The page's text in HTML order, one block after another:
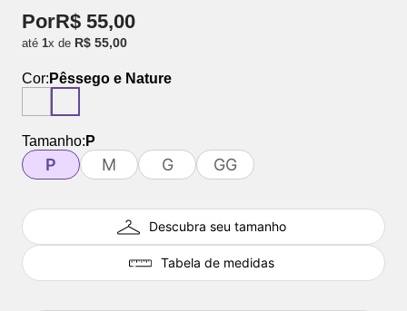
PorR$ 55,00
até 1x de R$ 55,00
Cor: Pêssego e Nature
Tamanho: P
P M G GG
Descubra seu tamanho
Tabela de medidas